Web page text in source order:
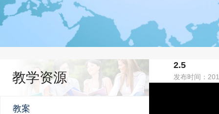
教学资源
教案
2.5
发布时间：